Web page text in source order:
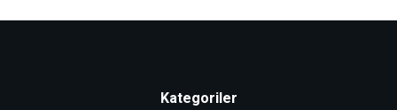
Kategoriler